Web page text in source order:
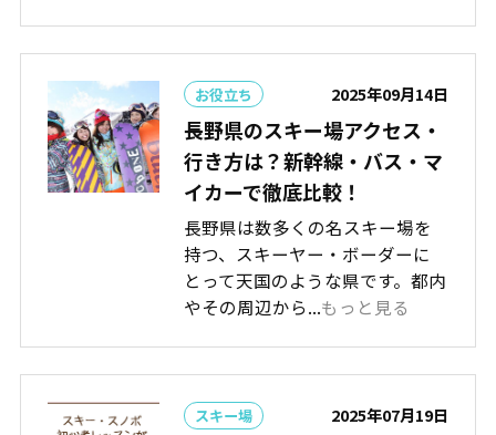
お役立ち 2025年09月14日
長野県のスキー場アクセス・
行き方は？新幹線・バス・マ
イカーで徹底比較！
長野県は数多くの名スキー場を
持つ、スキーヤー・ボーダーに
とって天国のような県です。都内
やその周辺から...もっと見る
スキー場 2025年07月19日